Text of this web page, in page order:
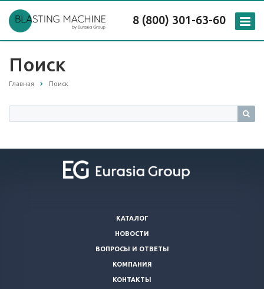
8 (800) 301-63-60
Поиск
Главная Поиск
КАТАЛОГ
НОВОСТИ
ВОПРОСЫ И ОТВЕТЫ
КОМПАНИЯ
КОНТАКТЫ